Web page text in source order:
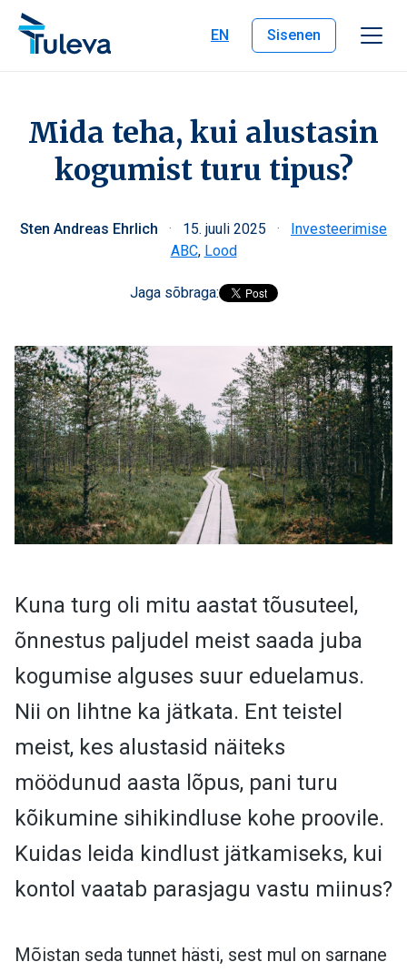
Liigu edasi sisu juurde
EN
Sisenen
Mida teha, kui alustasin
kogumist turu tipus?
Sten Andreas Ehrlich · 15. juuli 2025 ·
Investeerimise
ABC, Lood
Jaga sõbraga:
Kuna turg oli mitu aastat tõusuteel,
õnnestus paljudel meist saada juba
kogumise alguses suur eduelamus.
Nii on lihtne ka jätkata. Ent teistel
meist, kes alustasid näiteks
möödunud aasta lõpus, pani turu
kõikumine sihikindluse kohe proovile.
Kuidas leida kindlust jätkamiseks, kui
kontol vaatab parasjagu vastu miinus?
Mõistan seda tunnet hästi, sest mul on sarnane